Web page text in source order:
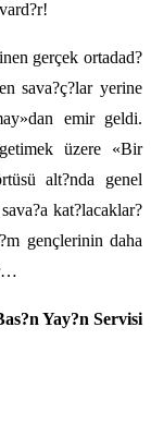
gerçek ortadad?
sava?ç?lar yerine
emir geldi.
üzere «Bir
alt?nda genel
kat?lacaklar?
gençlerinin daha
Yay?n Servisi